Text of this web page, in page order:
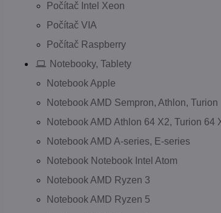
Počítač Intel Xeon
Počítač VIA
Počítač Raspberry
Notebooky, Tablety
Notebook Apple
Notebook AMD Sempron, Athlon, Turion
Notebook AMD Athlon 64 X2, Turion 64
Notebook AMD A-series, E-series
Notebook Notebook Intel Atom
Notebook AMD Ryzen 3
Notebook AMD Ryzen 5